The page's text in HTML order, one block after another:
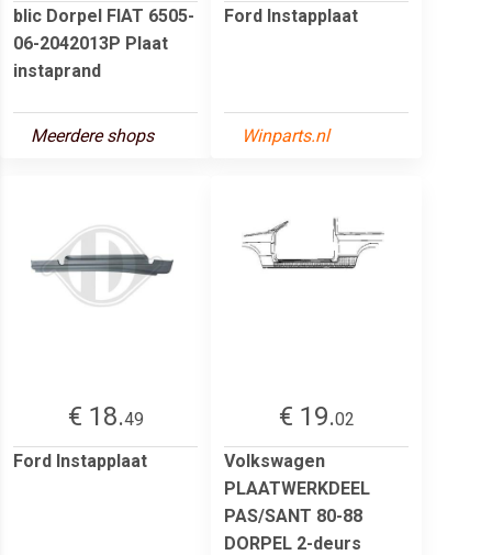
blic Dorpel FIAT 6505-
06-2042013P Plaat
instaprand
Meerdere shops
Ford Instapplaat
Winparts.nl
€ 18.49
Ford Instapplaat
€ 19.02
Volkswagen
PLAATWERKDEEL
PAS/SANT 80-88
DORPEL 2-deurs